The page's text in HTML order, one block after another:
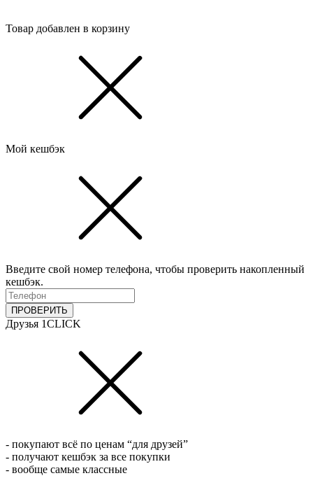
Товар добавлен в корзину
Мой кешбэк
Введите свой номер телефона, чтобы проверить накопленный
кешбэк.
ПРОВЕРИТЬ
Друзья 1CLICK
- покупают всё по ценам “для друзей”
- получают кешбэк за все покупки
- вообще самые классные